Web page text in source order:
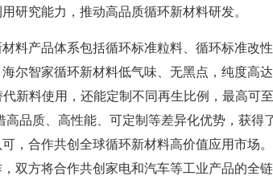
研究能力，推动高品质循环新材料研发。
产品体系包括循环标准粒料、循环标准改
尔智家循环新材料低气味、无黑点，纯度高达
新料使用，还能定制不同再生比例，最高可至
高品质、高性能、可定制等差异化优势，获得
，合作共创全球循环新材料高价值应用市场
双方将合作共创家电和汽车等工业产品的全